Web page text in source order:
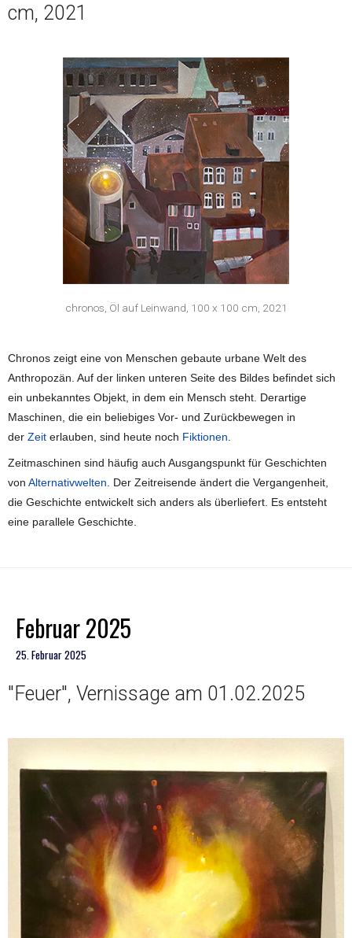
cm, 2021
chronos, Öl auf Leinwand, 100 x 100 cm, 2021
Chronos zeigt eine von Menschen gebaute urbane Welt des
Anthropozän. Auf der linken unteren Seite des Bildes befindet sich
ein unbekanntes Objekt, in dem ein Mensch steht. Derartige
Maschinen, die ein beliebiges Vor- und Zurückbewegen in
der Zeit erlauben, sind heute noch Fiktionen
Zeitmaschinen sind häufig auch Ausgangspunkt für Geschichten
von Alternativwelten . Der Zeitreisende ändert die Vergangenheit,
die Geschichte entwickelt sich anders als überliefert. Es entsteht
eine parallele Geschichte.
Februar 2025
25. Februar 2025
"Feuer", Vernissage am 01.02.2025